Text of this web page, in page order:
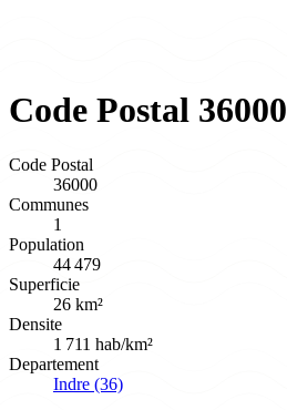
Code Postal 36000
Code Postal
36000
Communes
1
Population
44 479
Superficie
26 km²
Densite
1 711 hab/km²
Departement
Indre (36)